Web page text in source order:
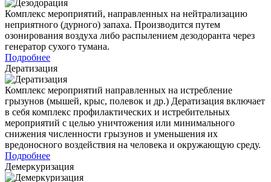
Комплекс мероприятий, направленных на нейтрализацию
неприятного (дурного) запаха. Производится путем
озонирования воздуха либо распылением дезодоранта через
генератор сухого тумана.
Подробнее
Дератизация
Комплекс мероприятий направленных на истребление
грызунов (мышей, крыс, полевок и др.) Дератизация включает
в себя комплекс профилактических и истребительных
мероприятий с целью уничтожения или минимального
снижения численности грызунов и уменьшения их
вредоносного воздействия на человека и окружающую среду.
Подробнее
Демеркуризация